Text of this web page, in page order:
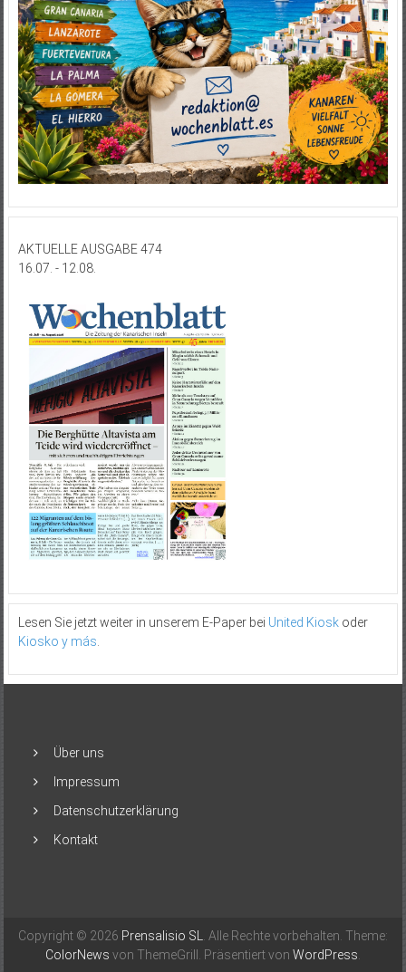
AKTUELLE AUSGABE 474
16.07. - 12.08.
Lesen Sie jetzt weiter in unserem E-Paper bei United Kioskoder
Kiosko y más
Über uns
Impressum
Datenschutzerklärung
Kontakt
Copyright © 2026 Prensalisio SL
. Alle Rechte vorbehalten. Theme:
ColorNews von ThemeGrill. Präsentiert von WordPress